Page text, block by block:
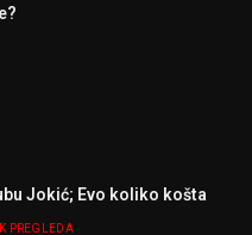
Jokić; Evo koliko košta
PREGLEDA